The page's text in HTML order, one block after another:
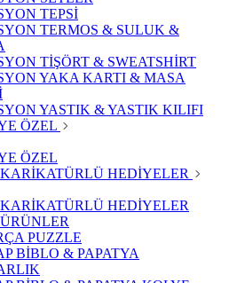
TEPSİ
TERMOS & SULUK &
TİŞÖRT & SWEATSHİRT
YAKA KARTI & MASA
YASTIK & YASTIK KILIFI
ÖZEL
ÖZEL
HEDİYELER
HEDİYELER
PUZZLE
BİBLO & PAPATYA